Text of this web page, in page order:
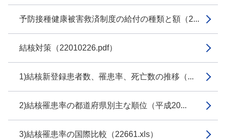
予防接種健康被害救済制度の給付の種類と額（2...
結核対策（22010226.pdf）
1)結核新登録患者数、罹患率、死亡数の推移（...
2)結核罹患率の都道府県別主な順位（平成20...
3)結核罹患率の国際比較（22661.xls）